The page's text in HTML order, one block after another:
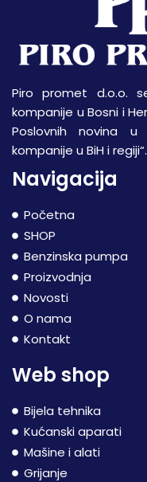
Piro promet d.o.o.
kompanije u Bosni i
Poslovnih novina u
kompanije u BiH i regiji“.
Navigacija
Početna
SHOP
Benzinska pumpa
Proizvodnja
Novosti
O nama
Kontakt
Web shop
Bijela tehnika
Kućanski aparati
Mašine i alati
Grijanje